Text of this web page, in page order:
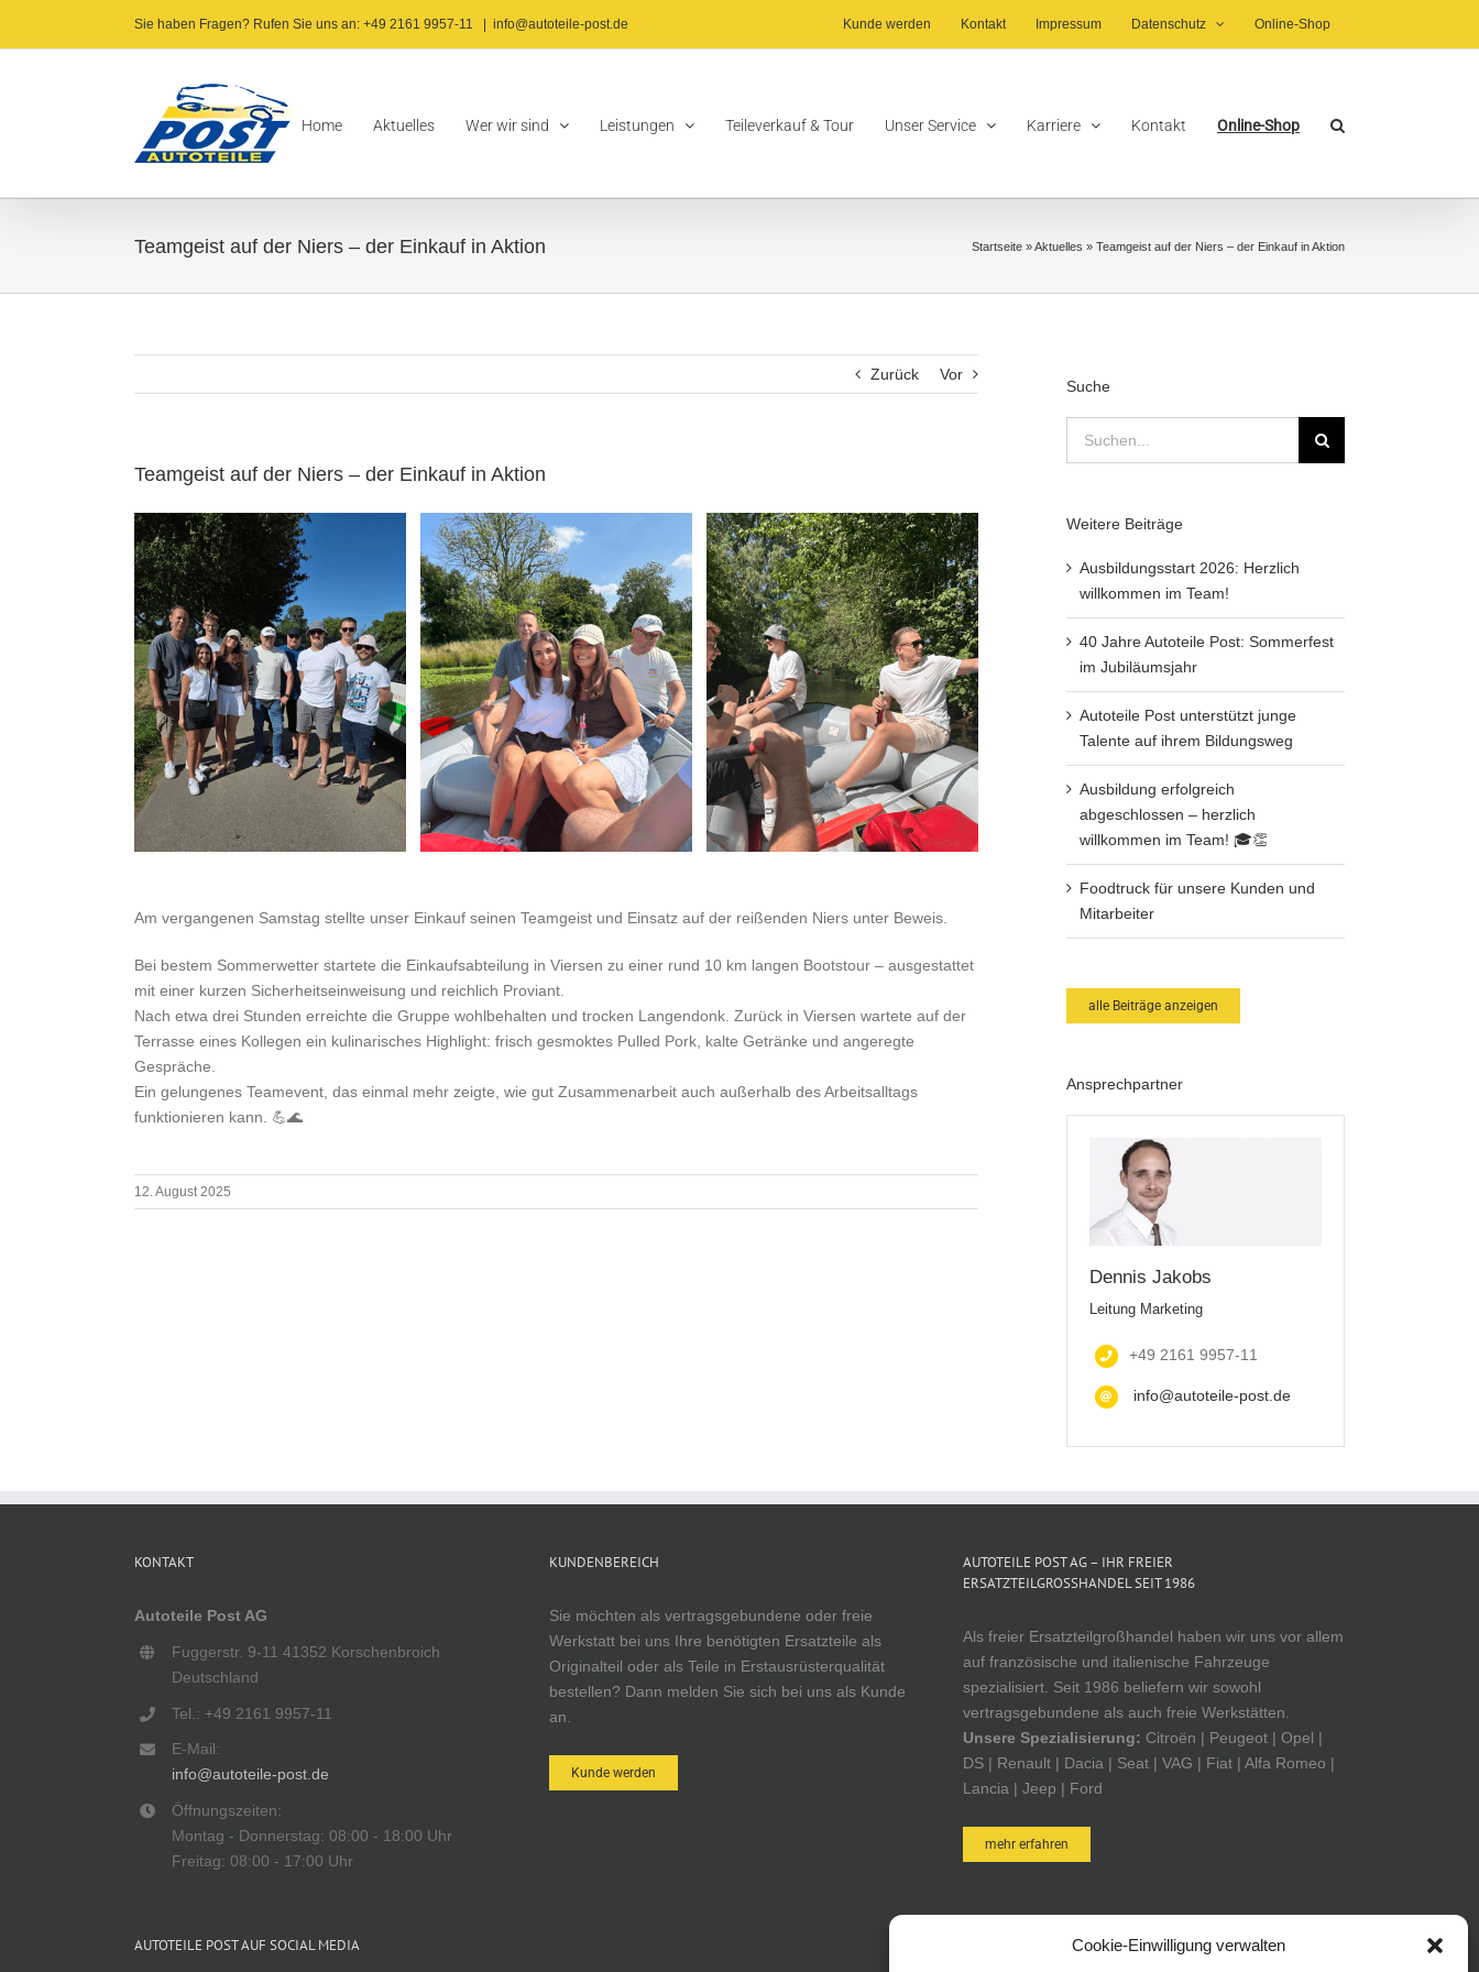
Cookie-Einwilligung verwalten
Sie haben Fragen? Rufen Sie uns an: +49 2161 9957-11 info@autoteile-post.de Kunde werden Kontakt Impressum Datenschutz Online-Shop
Home Aktuelles Wer wir sind Leistungen Teileverkauf & Tour Unser Service Karriere Kontakt Online-Shop
Teamgeist auf der Niers – der Einkauf in Aktion Startseite »Aktuelles » Teamgeist auf der Niers – der Einkauf in Aktion
Zurück Vor
Teamgeist auf der Niers – der Einkauf in Aktion
Am vergangenen Samstag stellte unser Einkauf seinen Teamgeist und Einsatz auf der reißenden Niers unter Beweis.
Bei bestem Sommerwetter startete die Einkaufsabteilung in Viersen zu einer rund 10 km langen Bootstour – ausgestattet
mit einer kurzen Sicherheitseinweisung und reichlich Proviant.
Nach etwa drei Stunden erreichte die Gruppe wohlbehalten und trocken Langendonk. Zurück in Viersen wartete auf der
Terrasse eines Kollegen ein kulinarisches Highlight: frisch gesmoktes Pulled Pork, kalte Getränke und angeregte
Gespräche.
Ein gelungenes Teamevent, das einmal mehr zeigte, wie gut Zusammenarbeit auch außerhalb des Arbeitsalltags
funktionieren kann. 💪🌊
12. August 2025
Suche
Weitere Beiträge
Ausbildungsstart 2026: Herzlich
willkommen im Team!
40 Jahre Autoteile Post: Sommerfest
im Jubiläumsjahr
Autoteile Post unterstützt junge
Talente auf ihrem Bildungsweg
Ausbildung erfolgreich
abgeschlossen – herzlich
willkommen im Team! 🎓👏
Foodtruck für unsere Kunden und
Mitarbeiter
alle Beiträge anzeigen
Ansprechpartner
Dennis Jakobs
Leitung Marketing
+49 2161 9957-11
info@autoteile-post.de
KONTAKT
Autoteile Post AG
Fuggerstr. 9-11 41352 Korschenbroich
Deutschland
Tel.: +49 2161 9957-11
E-Mail:
info@autoteile-post.de
Öffnungszeiten:
Montag - Donnerstag: 08:00 - 18:00 Uhr
Freitag: 08:00 - 17:00 Uhr
AUTOTEILE POST AUF SOCIAL MEDIA
KUNDENBEREICH
Sie möchten als vertragsgebundene oder freie
Werkstatt bei uns Ihre benötigten Ersatzteile als
Originalteil oder als Teile in Erstausrüsterqualität
bestellen? Dann melden Sie sich bei uns als Kunde
an.
Kunde werden
AUTOTEILE POST AG – IHR FREIER
ERSATZTEILGROSSHANDEL SEIT 1986
Als freier Ersatzteilgroßhandel haben wir uns vor allem
auf französische und italienische Fahrzeuge
spezialisiert. Seit 1986 beliefern wir sowohl
vertragsgebundene als auch freie Werkstätten.
Unsere Spezialisierung: Citroën | Peugeot | Opel |
DS | Renault | Dacia | Seat | VAG | Fiat | Alfa Romeo |
Lancia | Jeep | Ford
mehr erfahren